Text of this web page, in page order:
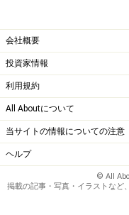
会社概要
投資家情報
利用規約
All Aboutについて
当サイトの情報についての注意
ヘルプ
© All
掲載の記事・写真・イラストなど